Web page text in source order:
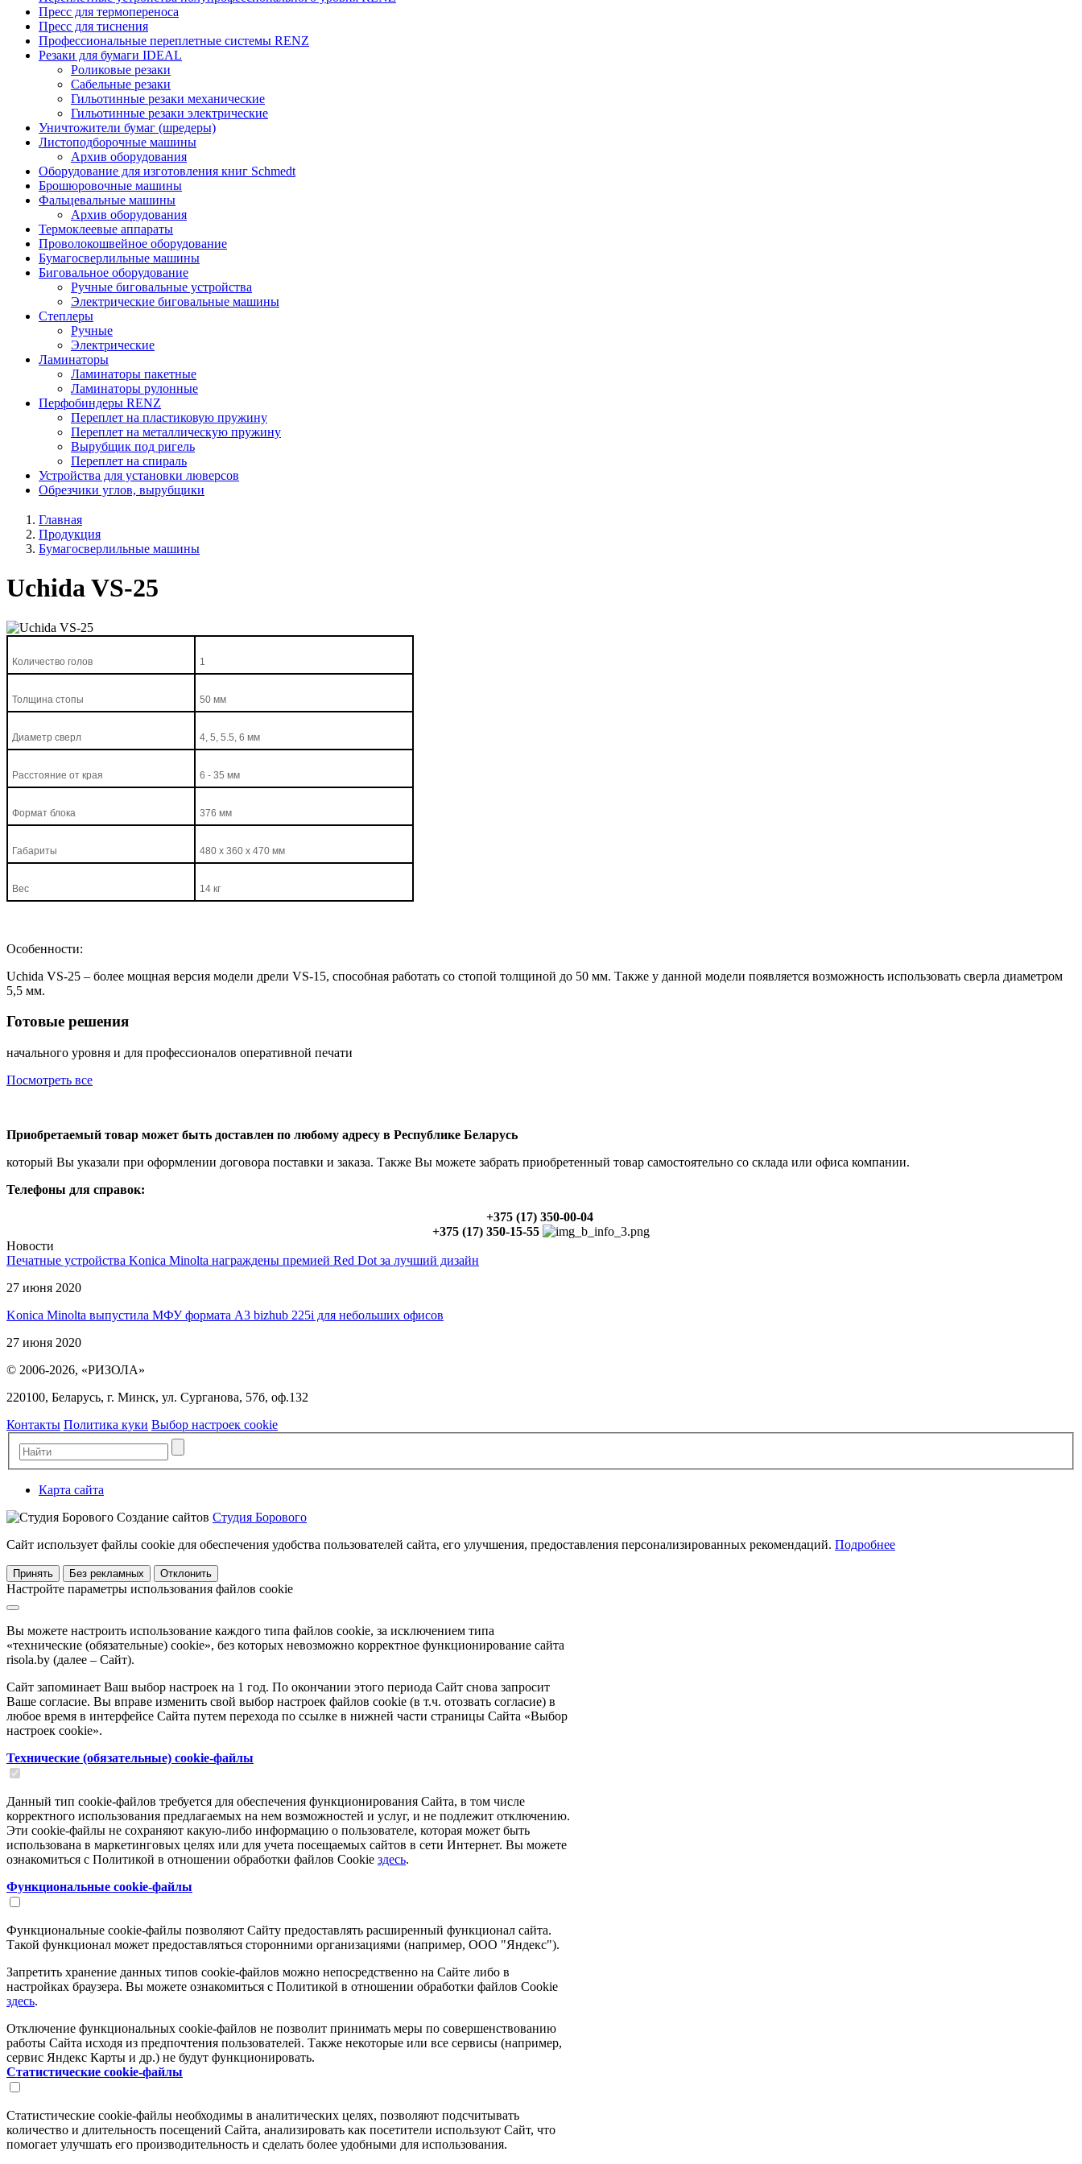
Пресс для термопереноса
Пресс для тиснения
Профессиональные переплетные системы RENZ
Резаки для бумаги IDEAL
Роликовые резаки
Сабельные резаки
Гильотинные резаки механические
Гильотинные резаки электрические
Уничтожители бумаг (шредеры)
Листоподборочные машины
Архив оборудования
Оборудование для изготовления книг Schmedt
Брошюровочные машины
Фальцевальные машины
Архив оборудования
Термоклеевые аппараты
Проволокошвейное оборудование
Бумагосверлильные машины
Биговальное оборудование
Ручные биговальные устройства
Электрические биговальные машины
Степлеры
Ручные
Электрические
Ламинаторы
Ламинаторы пакетные
Ламинаторы рулонные
Перфобиндеры RENZ
Переплет на пластиковую пружину
Переплет на металлическую пружину
Вырубщик под ригель
Переплет на спираль
Устройства для установки люверсов
Обрезчики углов, вырубщики
Главная
Продукция
Бумагосверлильные машины
Uchida VS-25
Количество голов 1
Толщина стопы 50 мм
Диаметр сверл 4, 5, 5.5, 6 мм
Расстояние от края 6 - 35 мм
Формат блока 376 мм
Габариты 480 x 360 x 470 мм
Вес 14 кг
Особенности:
Uchida VS-25 – более мощная версия модели дрели VS-15, способная работать со стопой толщиной до 50 мм. Также у данной модели появляется возможность использовать сверла диаметром
5,5 мм.
Готовые решения
начального уровня и для профессионалов оперативной печати
Посмотреть все
Приобретаемый товар может быть доставлен по любому адресу в Республике Беларусь
который Вы указали при оформлении договора поcтавки и заказа. Также Вы можете забрать приобретенный товар самостоятельно со склада или офиса компании.
Телефоны для справок:
+375 (17) 350-00-04
+375 (17) 350-15-55
Новости
Печатные устройства Konica Minolta награждены премией Red Dot за лучший дизайн
27 июня 2020
Konica Minolta выпустила МФУ формата А3 bizhub 225i для небольших офисов
27 июня 2020
© 2006-2026, «РИЗОЛА»
220100, Беларусь, г. Минск, ул. Сурганова, 57б, оф.132
Контакты Политика куки Выбор настроек cookie
Карта сайта
Создание сайтов Студия Борового
Сайт использует файлы cookie для обеспечения удобства пользователей сайта, его улучшения, предоставления персонализированных рекомендаций. Подробнее
Принять Без рекламных Отклонить
Настройте параметры использования файлов cookie
Вы можете настроить использование каждого типа файлов cookie, за исключением типа
«технические (обязательные) cookie», без которых невозможно корректное функционирование сайта
risola.by (далее – Сайт).
Сайт запоминает Ваш выбор настроек на 1 год. По окончании этого периода Сайт снова запросит
Ваше согласие. Вы вправе изменить свой выбор настроек файлов cookie (в т.ч. отозвать согласие) в
любое время в интерфейсе Сайта путем перехода по ссылке в нижней части страницы Сайта «Выбор
настроек cookie».
Технические (обязательные) cookie-файлы
Данный тип cookie-файлов требуется для обеспечения функционирования Сайта, в том числе
корректного использования предлагаемых на нем возможностей и услуг, и не подлежит отключению.
Эти cookie-файлы не сохраняют какую-либо информацию о пользователе, которая может быть
использована в маркетинговых целях или для учета посещаемых сайтов в сети Интернет. Вы можете
ознакомиться с Политикой в отношении обработки файлов Cookie здесь.
Функциональные cookie-файлы
Функциональные cookie-файлы позволяют Сайту предоставлять расширенный функционал сайта.
Такой функционал может предоставляться сторонними организациями (например, ООО "Яндекс").
Запретить хранение данных типов cookie-файлов можно непосредственно на Сайте либо в
настройках браузера. Вы можете ознакомиться с Политикой в отношении обработки файлов Cookie
здесь.
Отключение функциональных cookie-файлов не позволит принимать меры по совершенствованию
работы Сайта исходя из предпочтения пользователей. Также некоторые или все сервисы (например,
сервис Яндекс Карты и др.) не будут функционировать.
Статистические cookie-файлы
Статистические cookie-файлы необходимы в аналитических целях, позволяют подсчитывать
количество и длительность посещений Сайта, анализировать как посетители используют Сайт, что
помогает улучшать его производительность и сделать более удобными для использования.